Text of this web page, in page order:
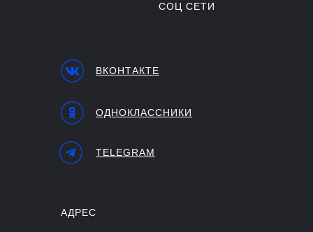
TELEGRAM
ОДНОКЛАССНИКИ
ВКОНТАКТЕ
АДРЕС
СОЦ СЕТИ